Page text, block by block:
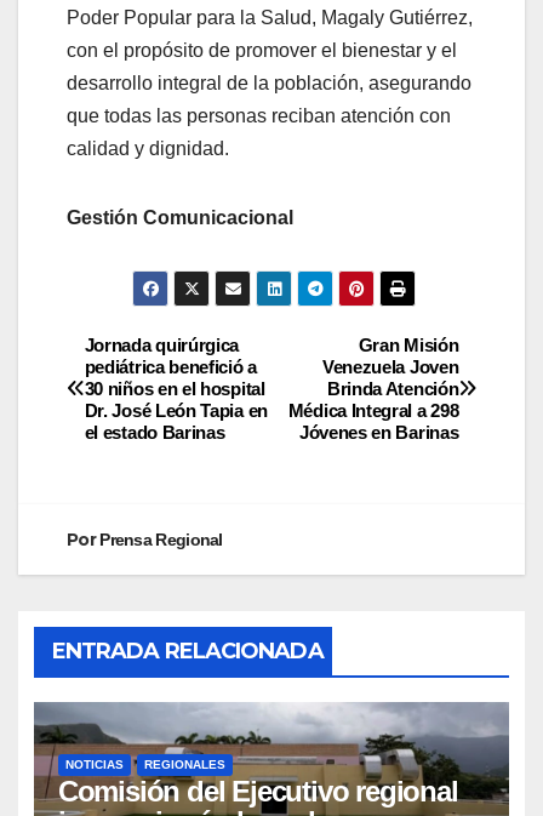
Poder Popular para la Salud, Magaly Gutiérrez,
con el propósito de promover el bienestar y el
desarrollo integral de la población, asegurando
que todas las personas reciban atención con
calidad y dignidad.
Gestión Comunicacional
Gran Misión
Venezuela Joven
Brinda Atención
Médica Integral a 298
Jóvenes en Barinas
Jornada quirúrgica
pediátrica benefició a
30 niños en el hospital
Dr. José León Tapia en
el estado Barinas
PorPrensa Regional
ENTRADA RELACIONADA
NOTICIAS REGIONALES
Comisión del Ejecutivo regional